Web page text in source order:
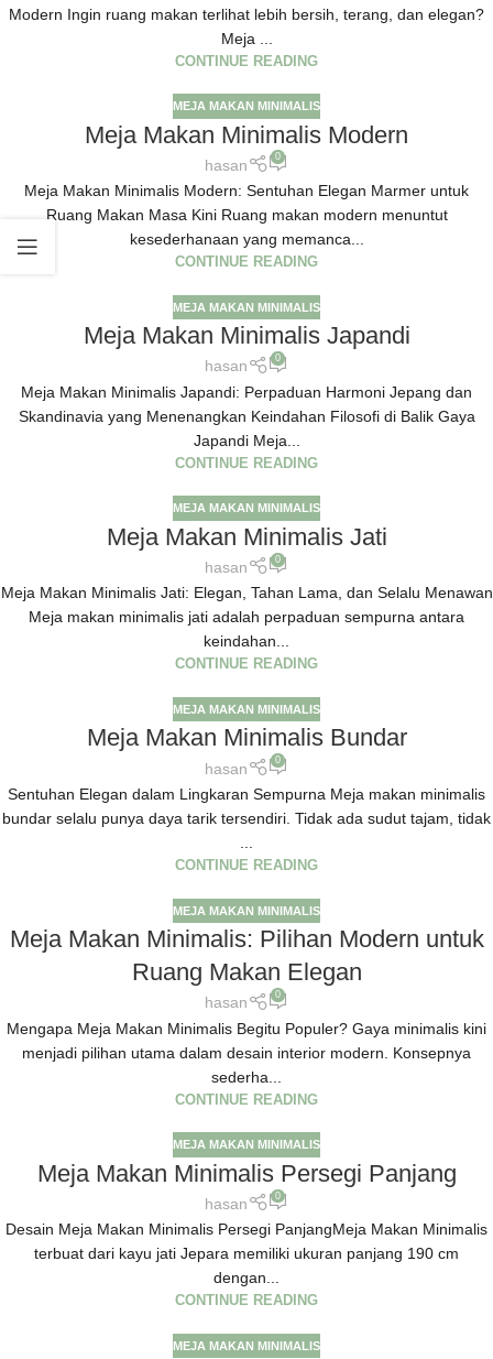
Modern Ingin ruang makan terlihat lebih bersih, terang, dan elegan?
Meja ...
CONTINUE READING
MEJA MAKAN MINIMALIS
Meja Makan Minimalis Modern
hasan 0
Meja Makan Minimalis Modern: Sentuhan Elegan Marmer untuk
Ruang Makan Masa Kini Ruang makan modern menuntut
kesederhanaan yang memanca...
CONTINUE READING
MEJA MAKAN MINIMALIS
Meja Makan Minimalis Japandi
hasan 0
Meja Makan Minimalis Japandi: Perpaduan Harmoni Jepang dan
Skandinavia yang Menenangkan Keindahan Filosofi di Balik Gaya
Japandi Meja...
CONTINUE READING
MEJA MAKAN MINIMALIS
Meja Makan Minimalis Jati
hasan 0
Meja Makan Minimalis Jati: Elegan, Tahan Lama, dan Selalu Menawan
Meja makan minimalis jati adalah perpaduan sempurna antara
keindahan...
CONTINUE READING
MEJA MAKAN MINIMALIS
Meja Makan Minimalis Bundar
hasan 0
Sentuhan Elegan dalam Lingkaran Sempurna Meja makan minimalis
bundar selalu punya daya tarik tersendiri. Tidak ada sudut tajam, tidak
CONTINUE READING
MEJA MAKAN MINIMALIS
Meja Makan Minimalis: Pilihan Modern untuk
Ruang Makan Elegan
hasan 0
Mengapa Meja Makan Minimalis Begitu Populer? Gaya minimalis kini
menjadi pilihan utama dalam desain interior modern. Konsepnya
sederha...
CONTINUE READING
MEJA MAKAN MINIMALIS
Meja Makan Minimalis Persegi Panjang
hasan 0
Desain Meja Makan Minimalis Persegi PanjangMeja Makan Minimalis
terbuat dari kayu jati Jepara memiliki ukuran panjang 190 cm
dengan...
CONTINUE READING
MEJA MAKAN MINIMALIS